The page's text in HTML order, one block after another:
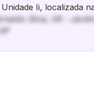
Ii, localizada
Silva, 09 -